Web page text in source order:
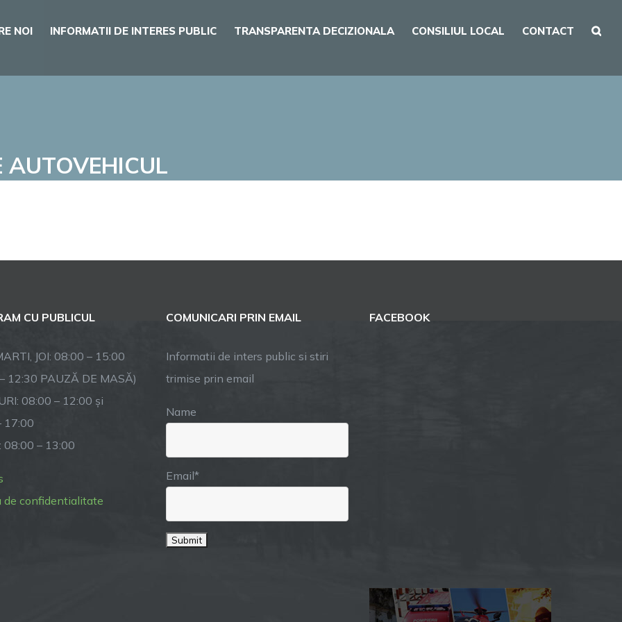
NOI INFORMATII DE INTERES PUBLIC TRANSPARENTA DECIZIONALA CONSILIUL LOCAL CONTACT
AUTOVEHICUL
CU PUBLICUL
JOI: 08:00 – 15:00
12:30 PAUZĂ DE MASĂ)
08:00 – 12:00 și
17:00
08:00 – 13:00
de confidentialitate
COMUNICARI PRIN EMAIL
Informatii de inters public si stiri
trimise prin email
Name
Email*
FACEBOOK